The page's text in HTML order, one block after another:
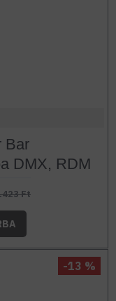
Bar
DMX, RDM
Ft
-13 %